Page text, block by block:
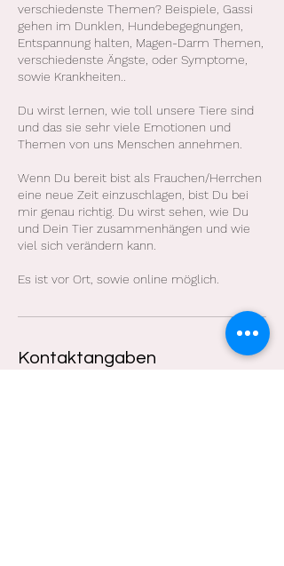
verschiedenste Themen? Beispiele, Gassi
gehen im Dunklen, Hundebegegnungen,
Entspannung halten, Magen-Darm Themen,
verschiedenste Ängste, oder Symptome,
sowie Krankheiten..
Du wirst lernen, wie toll unsere Tiere sind
und das sie sehr viele Emotionen und
Themen von uns Menschen annehmen.
Wenn Du bereit bist als Frauchen/Herrchen
eine neue Zeit einzuschlagen, bist Du bei
mir genau richtig. Du wirst sehen, wie Du
und Dein Tier zusammenhängen und wie
viel sich verändern kann.
Es ist vor Ort, sowie online möglich.
Kontaktangaben